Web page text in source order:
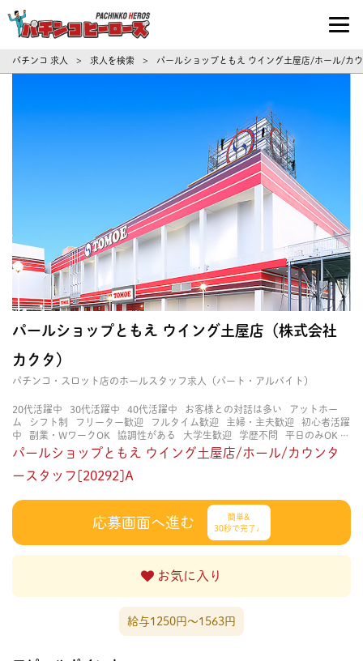
パチンコ求人・転職ならパチンコヒーロ
パチンコ 求人 > 求人を検索 > パールショップともえ ウイング土屋店/ホール/
パールショップともえ ウイング土屋店（株式会社
カクタ）
パチンコ・スロット店のホールスタッフ求人（パート・アルバイト）
20代活躍中 30代活躍中 40代活躍中 お客様との対話は多い
アットホー
ム
シフト制 フリーター歓迎 フルタイム歓迎 主婦・主夫歓迎
初心者活躍
中
副業・WワークOK 協調性がある 大学生歓迎 学歴不問
平日のみOK
扶養内勤務OK
知識・経験不要 研修あり 立ち仕事 茶髪OK
賑やかな職
長く働ける 長期歓迎
パールショップともえ ウイング土屋店/ホール/カウンタ
ースタッフ[20292]A
応募画面へ進む
簡単&
30秒で完了♩
お気に入り
給与1250円〜1563円